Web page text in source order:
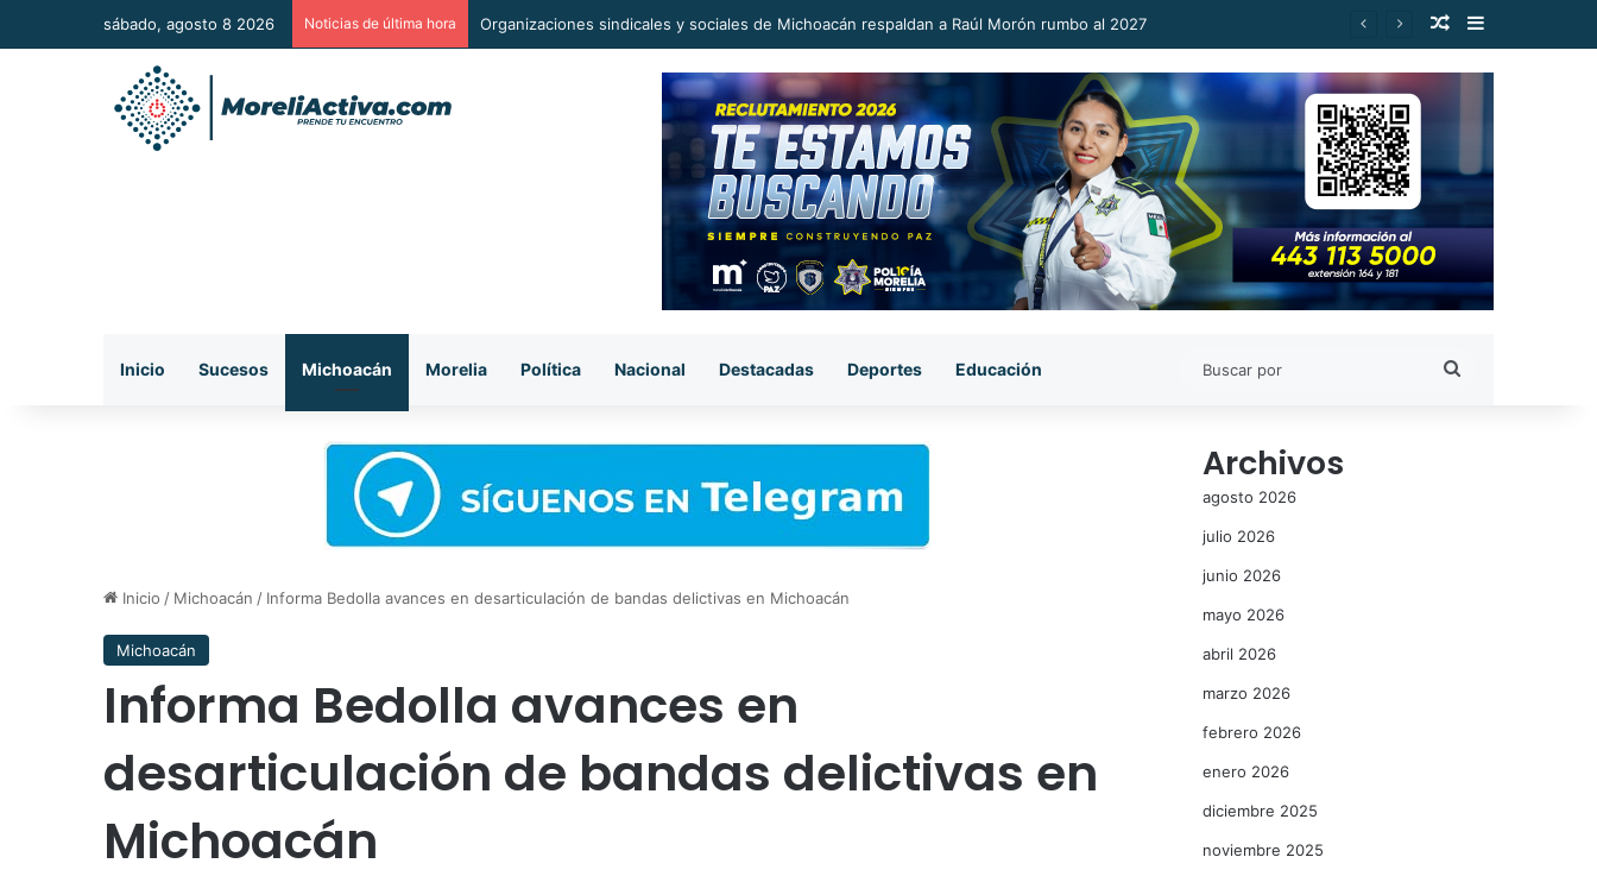
sábado, agosto 8 2026 Noticias de última hora De manera sorpresiva, pasaje del transporte público subió a 12 pesos. Publicación al
Barra lateral
Inicio Sucesos Michoacán Morelia Política Nacional Destacadas Deportes Educación
Inicio / Michoacán / Informa Bedolla avances en desarticulación de bandas delictivas en Michoacán
Michoacán
Informa Bedolla avances en
desarticulación de bandas delictivas en
Michoacán
Archivos
agosto 2026
julio 2026
junio 2026
mayo 2026
abril 2026
marzo 2026
febrero 2026
enero 2026
diciembre 2025
noviembre 2025